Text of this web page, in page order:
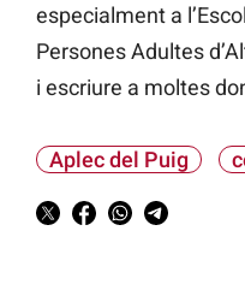
especialment a
Persones Adultes
i escriure a moltes
Aplec del Puig